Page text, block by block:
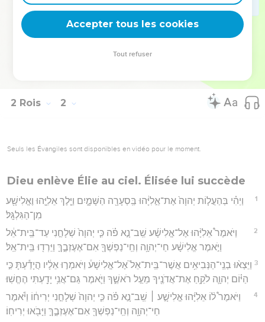
וְיֶ֛תֶר דִּבְרֵ֥י אֲחַזְיָ֖הוּ אֲשֶׁ֣ר עָשָׂ֑ה הֲלֽוֹא־הֵ֣מָּה כְתוּבִ֗ים עַל־סֵ֛פֶר דִּבְרֵ֥י
הַיָּמִ֖ים לְמַלְכֵ֥י יִשְׂרָאֵֽל׃
Hébreu : © Westminster Leningrad Codex - tanach.us --- Grec : © 2010 by the
2 Rois 2
Seuls les Évangiles sont disponibles en vidéo pour le moment.
Dieu enlève Élie au ciel. Élisée lui succède
1
וַיְהִ֗י בְּהַעֲל֤וֹת יְהוָה֙ אֶת־אֵ֣לִיָּ֔הוּ בַּֽסְעָרָ֖ה הַשָּׁמָ֑יִם וַיֵּ֧לֶךְ אֵלִיָּ֛הוּ וֶאֱלִישָׁ֖ע
מִן־הַגִּלְגָּֽל׃
2
וַיֹּאמֶר֩ אֵלִיָּ֨הוּ אֶל־אֱלִישָׁ֜ע שֵֽׁב־נָ֣א פֹ֗ה כִּ֤י יְהוָה֙ שְׁלָחַ֣נִי עַד־בֵּֽית־אֵ֔ל
וַיֹּ֣אמֶר אֱלִישָׁ֔ע חַי־יְהוָ֥ה וְחֵֽי־נַפְשְׁךָ֖ אִם־אֶעֶזְבֶ֑ךָּ וַיֵּרְד֖וּ בֵּֽית־אֵֽל׃
3 וַיֵּצְא֨וּ בְנֵֽי־הַנְּבִיאִ֥ים אֲשֶׁר־בֵּֽית־אֵל֮ אֶל־אֱלִישָׁע֒ וַיֹּאמְר֣וּ אֵלָ֔יו הֲיָדַ֕עְתָּ כִּ֣י
הַיּ֗וֹם יְהוָ֛ה לֹקֵ֥חַ אֶת־אֲדֹנֶ֖יךָ מֵעַ֣ל רֹאשֶׁ֑ךָ וַיֹּ֛אמֶר גַּם־אֲנִ֥י יָדַ֖עְתִּי הֶחֱשֽׁוּ׃
4
וַיֹּאמֶר֩ ל֨וֹ אֵלִיָּ֜הוּ אֱלִישָׁ֣ע ׀ שֵֽׁב־נָ֣א פֹ֗ה כִּ֤י יְהוָה֙ שְׁלָחַ֣נִי יְרִיח֔וֹ וַיֹּ֕אמֶר
חַי־יְהוָ֥ה וְחֵֽי־נַפְשְׁךָ֖ אִם־אֶעֶזְבֶ֑ךָּ וַיָּבֹ֖אוּ יְרִיחֽוֹ׃
Accepter tous les cookies
Tout refuser